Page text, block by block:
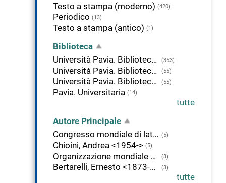
Testo a stampa (moderno) (420)
Periodico (13)
Testo a stampa (antico) (1)
Biblioteca
Università Pavia. Biblioteca di Area Medica "Adolfo Ferrata"
(353)
Università Pavia. Biblioteca della Scienza e della Tecnica (55)
Università Pavia. Biblioteca delle Scienze (55)
Pavia. Universitaria (14)
tutte
Autore Principale
Congresso mondiale di latteria <10. ; 1934 ; Milano-Roma> (5)
Chioini, Andrea <1954-> (5)
Organizzazione mondiale della sanità (3)
Bertarelli, Ernesto <1873-1957> (3)
tutte